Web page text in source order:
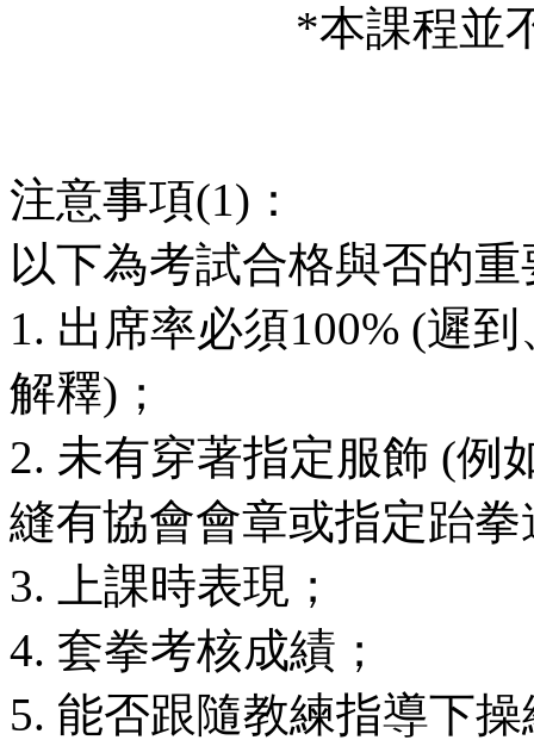
*本課程並不設
注意事項(1)：
以下為考試合格與否的
1. 出席率必須100% (遲
解釋)；
2. 未有穿著指定服飾 (例
縫有協會會章或指定跆
3. 上課時表現；
4. 套拳考核成績；
5. 能否跟隨教練指導下